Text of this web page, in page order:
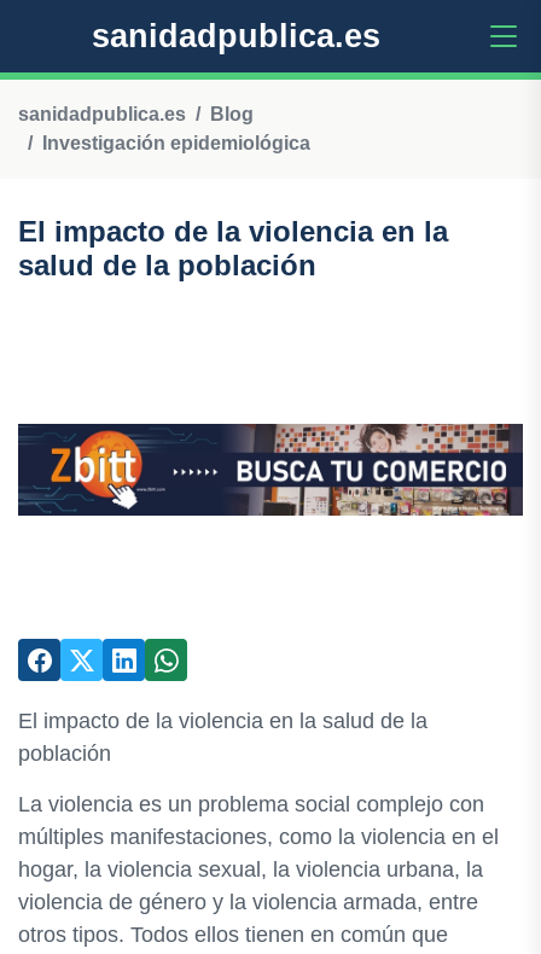
sanidadpublica.es
sanidadpublica.es
Blog
Investigación epidemiológica
El impacto de la violencia en la
salud de la población
El impacto de la violencia en la salud de la
población
La violencia es un problema social complejo con
múltiples manifestaciones, como la violencia en el
hogar, la violencia sexual, la violencia urbana, la
violencia de género y la violencia armada, entre
otros tipos. Todos ellos tienen en común que